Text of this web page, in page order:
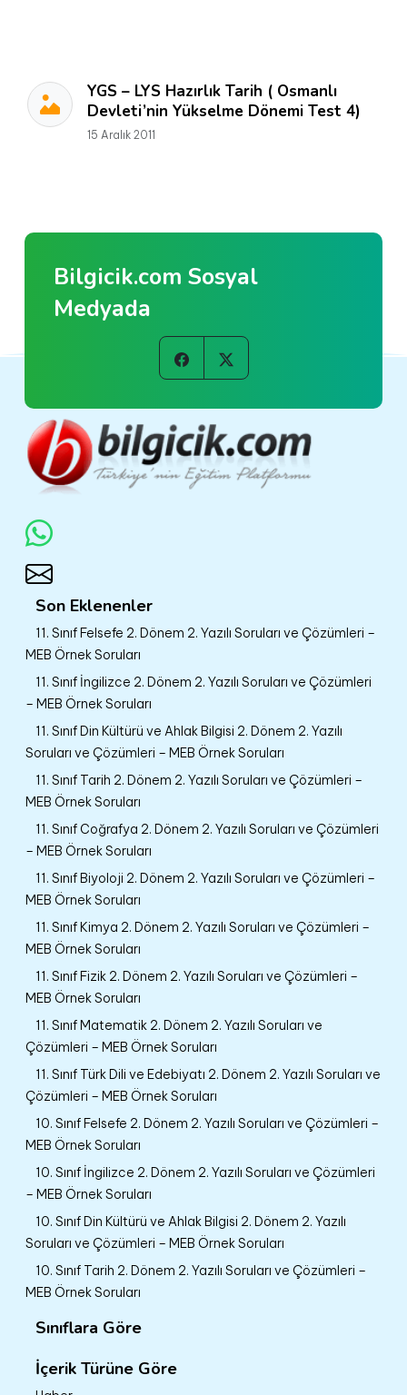
YGS – LYS Hazırlık Tarih ( Osmanlı
Devleti’nin Yükselme Dönemi Test 4)
15 Aralık 2011
Bilgicik.com Sosyal
Medyada
Son Eklenenler
11. Sınıf Felsefe 2. Dönem 2. Yazılı Soruları ve Çözümleri –
MEB Örnek Soruları
11. Sınıf İngilizce 2. Dönem 2. Yazılı Soruları ve Çözümleri
– MEB Örnek Soruları
11. Sınıf Din Kültürü ve Ahlak Bilgisi 2. Dönem 2. Yazılı
Soruları ve Çözümleri – MEB Örnek Soruları
11. Sınıf Tarih 2. Dönem 2. Yazılı Soruları ve Çözümleri –
MEB Örnek Soruları
11. Sınıf Coğrafya 2. Dönem 2. Yazılı Soruları ve Çözümleri
– MEB Örnek Soruları
11. Sınıf Biyoloji 2. Dönem 2. Yazılı Soruları ve Çözümleri –
MEB Örnek Soruları
11. Sınıf Kimya 2. Dönem 2. Yazılı Soruları ve Çözümleri –
MEB Örnek Soruları
11. Sınıf Fizik 2. Dönem 2. Yazılı Soruları ve Çözümleri –
MEB Örnek Soruları
11. Sınıf Matematik 2. Dönem 2. Yazılı Soruları ve
Çözümleri – MEB Örnek Soruları
11. Sınıf Türk Dili ve Edebiyatı 2. Dönem 2. Yazılı Soruları ve
Çözümleri – MEB Örnek Soruları
10. Sınıf Felsefe 2. Dönem 2. Yazılı Soruları ve Çözümleri –
MEB Örnek Soruları
10. Sınıf İngilizce 2. Dönem 2. Yazılı Soruları ve Çözümleri
– MEB Örnek Soruları
10. Sınıf Din Kültürü ve Ahlak Bilgisi 2. Dönem 2. Yazılı
Soruları ve Çözümleri – MEB Örnek Soruları
10. Sınıf Tarih 2. Dönem 2. Yazılı Soruları ve Çözümleri –
MEB Örnek Soruları
Sınıflara Göre
İçerik Türüne Göre